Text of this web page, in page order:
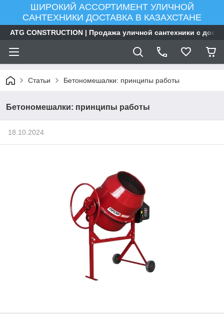
ШИРОКИЙ АССОРТИМЕНТ УЛИЧНОЙ
САНТЕХНИКИ ДОСТАВКА В КАЗАХСТАНЕ
ATG CONSTRUCTION | Продажа уличной сантехники с
Статьи Бетономешалки: принципы работы
Бетономешалки: принципы работы
18.10.2024